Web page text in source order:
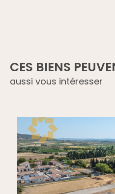
CES BIENS
aussi vous intéresser